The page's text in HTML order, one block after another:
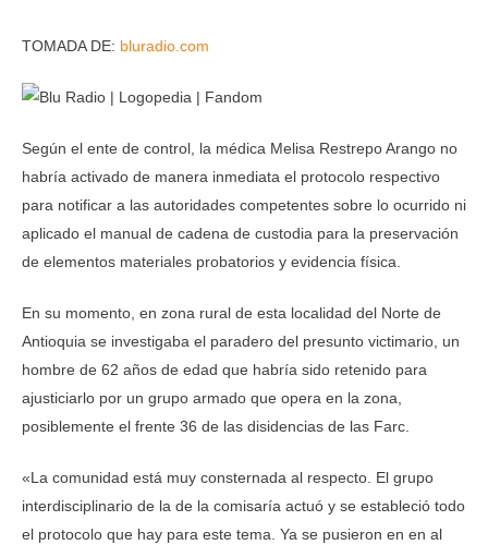
TOMADA DE: bluradio.com
Según el ente de control, la médica Melisa Restrepo Arango no
habría activado de manera inmediata el protocolo respectivo
para notificar a las autoridades competentes sobre lo ocurrido ni
aplicado el manual de cadena de custodia para la preservación
de elementos materiales probatorios y evidencia física.
En su momento, en zona rural de esta localidad del Norte de
Antioquia se investigaba el paradero del presunto victimario, un
hombre de 62 años de edad que habría sido retenido para
ajusticiarlo por un grupo armado que opera en la zona,
posiblemente el frente 36 de las disidencias de las Farc.
«La comunidad está muy consternada al respecto. El grupo
interdisciplinario de la de la comisaría actuó y se estableció todo
el protocolo que hay para este tema. Ya se pusieron en en al